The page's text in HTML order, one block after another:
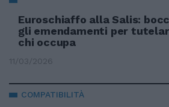
Euroschiaffo alla Salis:
gli emendamenti per
chi occupa
11/03/2026
COMPATIBILITÀ